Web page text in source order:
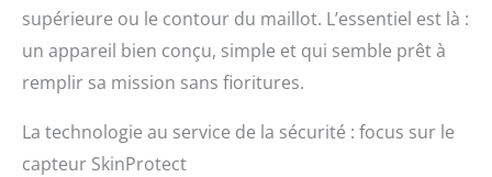
supérieure ou le contour du maillot. L’essentiel est là :
un appareil bien conçu, simple et qui semble prêt à
remplir sa mission sans fioritures.
La technologie au service de la sécurité : focus sur le
capteur SkinProtect